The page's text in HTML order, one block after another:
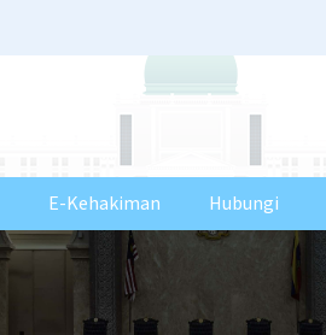
E-Kehakiman Hubungi